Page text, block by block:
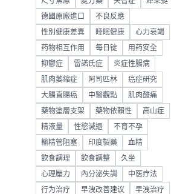
德國原廠進口 不良反應
性別健康差異 睡眠健康 心力衰竭
药物相互作用 每日锭 用药安全
抑鬱症 雷諾氏症 炎症性腸病
肌肉萎縮症 阿司匹林 癌症研究
大腸直腸癌 中醫觀點 肌肉酸痛
藥物塗層支架 藥物依賴性 高山症
精液量 性慾減退 不育不孕
輸精管阻塞 印度製藥 血精
飲食調理 飲食調整 久坐
心理壓力 內分泌失調 中医疗法
行为治疗 早洩改善建议 早洩治疗